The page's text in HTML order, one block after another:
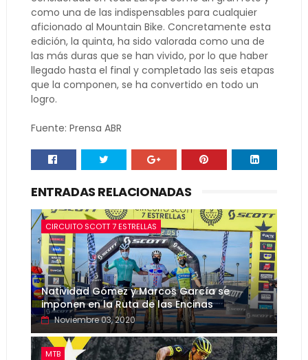
como una de las indispensables para cualquier
aficionado al Mountain Bike. Concretamente esta
edición, la quinta, ha sido valorada como una de
las más duras que se han vivido, por lo que haber
llegado hasta el final y completado las seis etapas
que la componen, se ha convertido en todo un
logro.
Fuente: Prensa ABR
ENTRADAS RELACIONADAS
CIRCUITO SCOTT 7 ESTRELLAS
Natividad Gómez y Marcos García se
imponen en la Ruta de las Encinas
Noviembre 03, 2020
MTB